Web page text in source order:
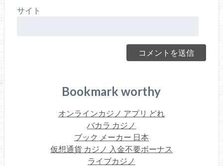
サイト
Bookmark worthy
オンラインカジノ アプリ どれ
バカラ カジノ
ブック メーカー 日本
仮想通貨 カジノ 入金不要ボーナス
ライブカジノ